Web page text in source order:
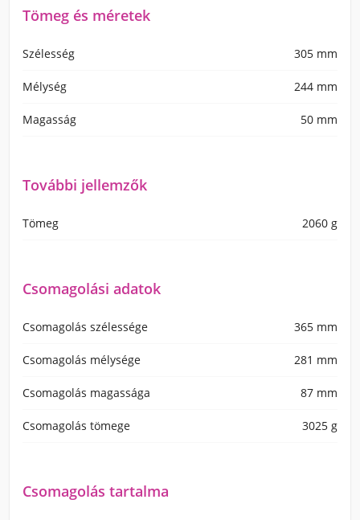
Tömeg és méretek
Szélesség 305 mm
Mélység 244 mm
Magasság 50 mm
További jellemzők
Tömeg 2060 g
Csomagolási adatok
Csomagolás szélessége 365 mm
Csomagolás mélysége 281 mm
Csomagolás magassága 87 mm
Csomagolás tömege 3025 g
Csomagolás tartalma